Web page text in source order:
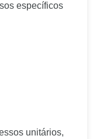
específicos
unitários,